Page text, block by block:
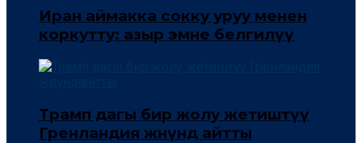
Иран аймакка сокку уруу менен
коркутту: азыр эмне белгилүү
Трамп дагы бир жолу жетиштүү
Гренландия жөнүндө айтты